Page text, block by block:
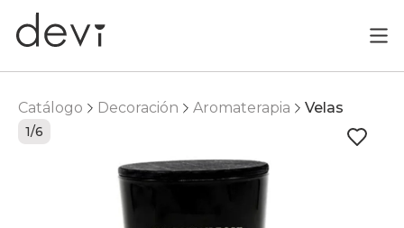
Catálogo Decoración Aromaterapia Velas
1/6